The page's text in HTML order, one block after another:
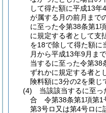
して得た額に平成13年
が属する月の前月まで
に至った令第38条第1
に規定する者として支
を18で除して得た額に
月から平成13年9月ま
当するに至った令第38
ずれかに規定する者と
険料額に3分の2を乗じ
(4)
当該該当するに至
合 令第38条第1項第1
第3号ロ又は第4号ロに